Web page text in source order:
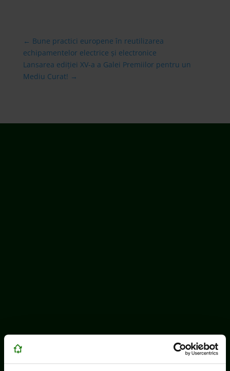
← Bune practici europene în reutilizarea
echipamentelor electrice și electronice
Lansarea ediției XV-a a Galei Premiilor pentru un
Mediu Curat! →
ECOTIC este membru WEEE Forum,
WEEELABEX, PRONEXA și al Coaliției PRO DEEE